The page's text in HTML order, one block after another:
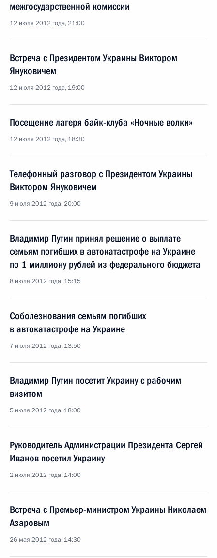
межгосударственной комиссии
12 июля 2012 года, 21:00
Встреча с Президентом Украины Виктором
Януковичем
12 июля 2012 года, 19:00
Посещение лагеря байк-клуба «Ночные волки»
12 июля 2012 года, 18:30
Телефонный разговор с Президентом Украины
Виктором Януковичем
9 июля 2012 года, 20:00
Владимир Путин принял решение о выплате
семьям погибших в автокатастрофе на Украине
по 1 миллиону рублей из федерального бюджета
8 июля 2012 года, 15:15
Соболезнования семьям погибших
в автокатастрофе на Украине
7 июля 2012 года, 13:50
Владимир Путин посетит Украину с рабочим
визитом
5 июля 2012 года, 18:00
Руководитель Администрации Президента Сергей
Иванов посетил Украину
2 июля 2012 года, 14:00
Встреча с Премьер-министром Украины Николаем
Азаровым
26 мая 2012 года, 14:30